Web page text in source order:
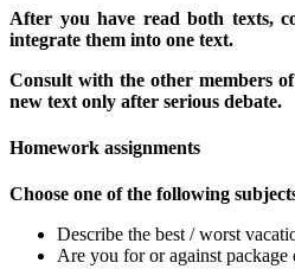
After you have read both texts,
integrate them into one text.
Consult with the other members
new text only after serious debate.
Homework assignments
Choose one of the following
Describe the best / worst
Are you for or against package